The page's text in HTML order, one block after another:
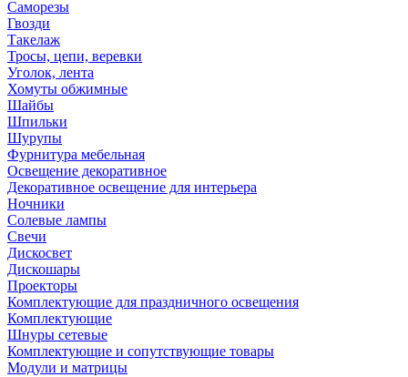
Саморезы
Гвозди
Такелаж
Тросы, цепи, веревки
Уголок, лента
Хомуты обжимные
Шайбы
Шпильки
Шурупы
Фурнитура мебельная
Освещение декоративное
Декоративное освещение для интерьера
Ночники
Солевые лампы
Свечи
Дискосвет
Дискошары
Проекторы
Комплектующие для праздничного освещения
Комплектующие
Шнуры сетевые
Комплектующие и сопутствующие товары
Модули и матрицы